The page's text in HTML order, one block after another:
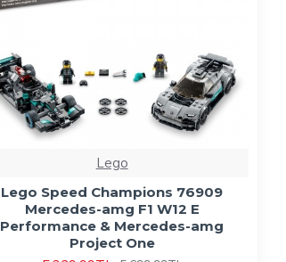
Lego
Lego Speed Champions 76909
Mercedes-amg F1 W12 E
Performance & Mercedes-amg
Project One